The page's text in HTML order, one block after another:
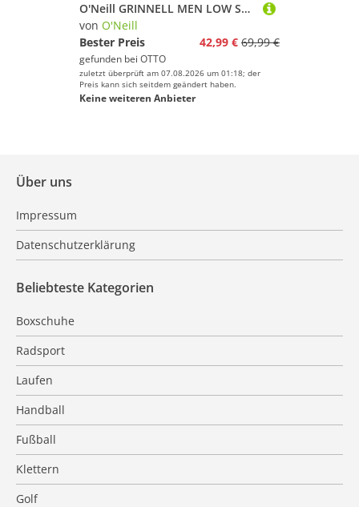
O'Neill GRINNELL MEN LOW Sneaker
von O'Neill
Bester Preis
42,99 € 69,99 €
gefunden bei OTTO
zuletzt überprüft am 07.08.2026 um 01:18; der
Preis kann sich seitdem geändert haben.
Keine weiteren Anbieter
Über uns
Impressum
Datenschutzerklärung
Beliebteste Kategorien
Boxschuhe
Radsport
Laufen
Handball
Fußball
Klettern
Golf